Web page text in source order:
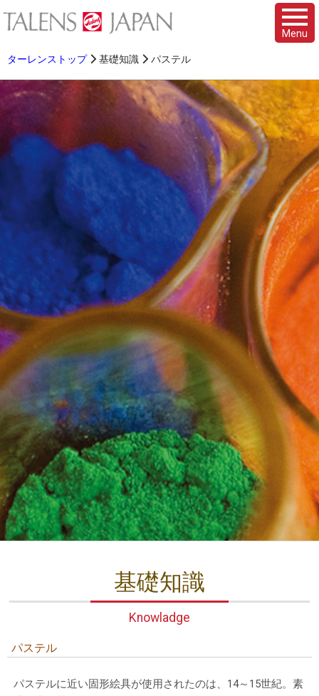
Menu
ターレンストップ 基礎知識 パステル
基礎知識
Knowladge
パステル
パステルに近い固形絵具が使用されたのは、14～15世紀。素